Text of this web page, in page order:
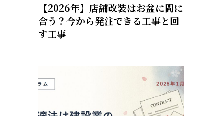
【2026年】店舗改装はお盆に間に
合う？今から発注できる工事と回
す工事